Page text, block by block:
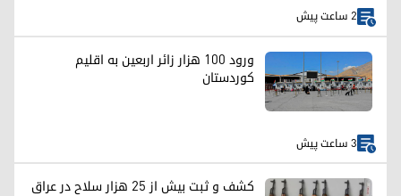
2 ساعت پیش
ورود ۱۰۰ هزار زائر اربعین به اقلیم
کوردستان
3 ساعت پیش
کشف و ثبت بیش از ۲۵ هزار سلاح در عراق